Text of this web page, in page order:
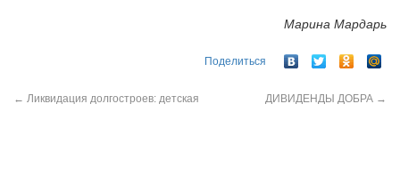
Марина Мардарь
Поделиться
← Ликвидация долгостроев: детская ДИВИДЕНДЫ ДОБРА →